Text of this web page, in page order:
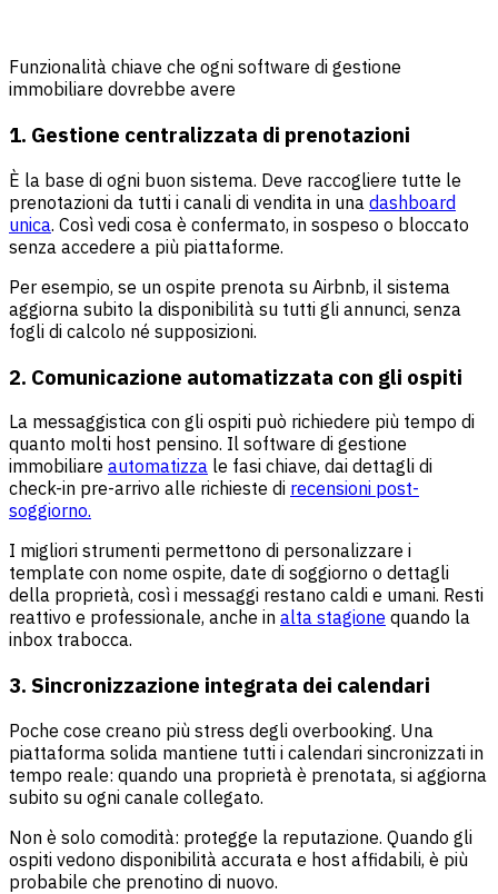
Funzionalità chiave che ogni software di gestione
immobiliare dovrebbe avere
1. Gestione centralizzata di prenotazioni
È la base di ogni buon sistema. Deve raccogliere tutte le
prenotazioni da tutti i canali di vendita in una dashboard
unica. Così vedi cosa è confermato, in sospeso o bloccato
senza accedere a più piattaforme.
Per esempio, se un ospite prenota su Airbnb, il sistema
aggiorna subito la disponibilità su tutti gli annunci, senza
fogli di calcolo né supposizioni.
2. Comunicazione automatizzata con gli ospiti
La messaggistica con gli ospiti può richiedere più tempo di
quanto molti host pensino. Il software di gestione
immobiliare automatizza le fasi chiave, dai dettagli di
check-in pre-arrivo alle richieste di recensioni post-
soggiorno.
I migliori strumenti permettono di personalizzare i
template con nome ospite, date di soggiorno o dettagli
della proprietà, così i messaggi restano caldi e umani. Resti
reattivo e professionale, anche in alta stagione quando la
inbox trabocca.
3. Sincronizzazione integrata dei calendari
Poche cose creano più stress degli overbooking. Una
piattaforma solida mantiene tutti i calendari sincronizzati in
tempo reale: quando una proprietà è prenotata, si aggiorna
subito su ogni canale collegato.
Non è solo comodità: protegge la reputazione. Quando gli
ospiti vedono disponibilità accurata e host affidabili, è più
probabile che prenotino di nuovo.